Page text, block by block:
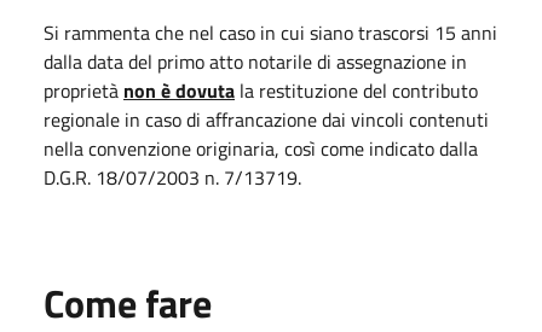
Si rammenta che nel caso in cui siano trascorsi 15 anni
dalla data del primo atto notarile di assegnazione in
proprietà non è dovuta la restituzione del contributo
regionale in caso di affrancazione dai vincoli contenuti
nella convenzione originaria, così come indicato dalla
D.G.R. 18/07/2003 n. 7/13719.
Come fare